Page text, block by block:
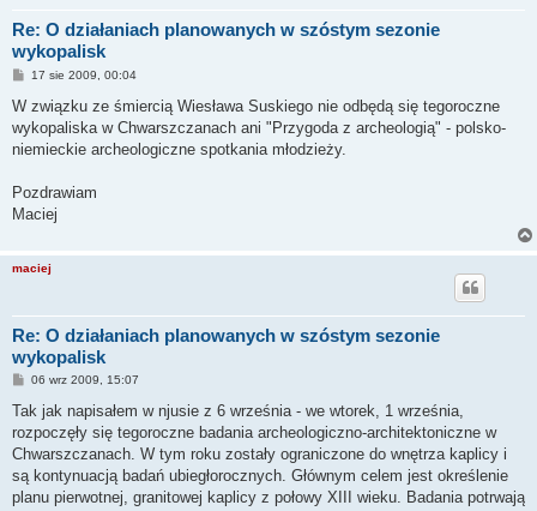
Re: O działaniach planowanych w szóstym sezonie
wykopalisk
P
s
17 sie 2009, 00:04
W związku ze śmiercią Wiesława Suskiego nie odbędą się tegoroczne
wykopaliska w Chwarszczanach ani "Przygoda z archeologią" - polsko-
niemieckie archeologiczne spotkania młodzieży.
Pozdrawiam
Maciej
maciej
Re: O działaniach planowanych w szóstym sezonie
wykopalisk
P
s
06 wrz 2009, 15:07
Tak jak napisałem w njusie z 6 września - we wtorek, 1 września,
rozpoczęły się tegoroczne badania archeologiczno-architektoniczne w
Chwarszczanach. W tym roku zostały ograniczone do wnętrza kaplicy i
są kontynuacją badań ubiegłorocznych. Głównym celem jest określenie
planu pierwotnej, granitowej kaplicy z połowy XIII wieku. Badania potrwają